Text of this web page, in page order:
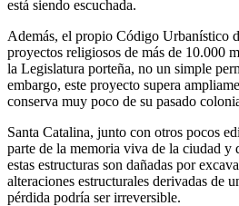
está siendo escuchada.
Además, el propio Código Urbanístico
proyectos religiosos de más de 10.000
la Legislatura porteña, no un simple
embargo, este proyecto supera
conserva muy poco de su pasado
Santa Catalina, junto con otros pocos
parte de la memoria viva de la ciudad y
estas estructuras son dañadas por
alteraciones estructurales derivadas de
pérdida podría ser irreversible.